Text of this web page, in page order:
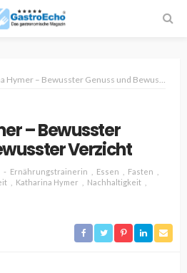
– Bewusster Genuss und Bewusster Verzicht
– Bewusster
Verzicht
Ernährungstrainerin Essen
Fasten
Katharina Hymer
Nachhaltigkeit